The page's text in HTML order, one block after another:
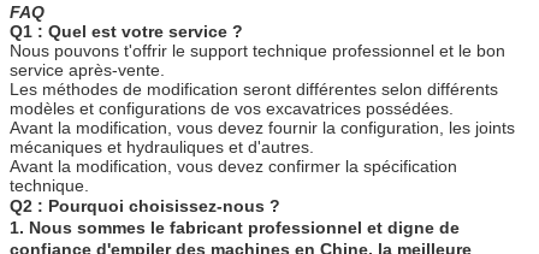
FAQ
Q1 : Quel est votre service ?
Nous pouvons t'offrir le support technique professionnel et le bon
service après-vente.
Les méthodes de modification seront différentes selon différents
modèles et configurations de vos excavatrices possédées.
Avant la modification, vous devez fournir la configuration, les joints
mécaniques et hydrauliques et d'autres.
Avant la modification, vous devez confirmer la spécification
technique.
Q2 : Pourquoi choisissez-nous ?
1. Nous sommes le fabricant professionnel et digne de
confiance d'empiler des machines en Chine, la meilleure